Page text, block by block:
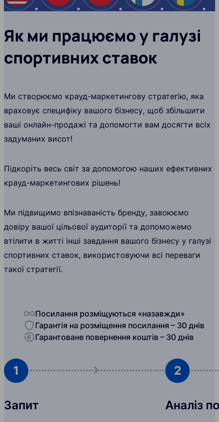
Як ми працюємо у галузі
спортивних ставок
Ми створюємо крауд-маркетингову стратегію, яка
враховує специфіку вашого бізнесу, щоб збільшити
ваші онлайн-продажі та допомогти вам досягти всіх
задуманих висот!
Підкоріть весь світ за допомогою наших ефективних
крауд-маркетингових рішень!
Ми підвищимо впізнаваність бренду, завоюємо
довіру вашої цільової аудиторії та допоможемо
втілити в житті інші завдання вашого бізнесу у галузі
спортивних ставок, використовуючи всі переваги
такої стратегії.
Посилання розміщуються «назавжди»
Гарантія на розміщення посилання – 30 днів
Гарантоване повернення коштів – 30 днів
1
Запит
2
Аналіз